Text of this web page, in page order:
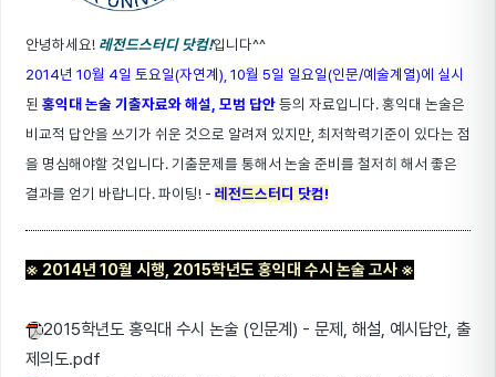
안녕하세요! 레전드스터디 닷컴!입니다^^
2014년 10월 4일 토요일(자연계), 10월 5일 일요일(인문/예술계열)에 실시
된 홍익대 논술 기출자료와 해설, 모범 답안등의 자료입니다. 홍익대 논술은
비교적 답안을 쓰기가 쉬운 것으로 알려져 있지만, 최저학력기준이 있다는 점
을 명심해야할 것입니다. 기출문제를 통해서 논술 준비를 철저히 해서 좋은
결과를 얻기 바랍니다. 파이팅! - 레전드스터디 닷컴!
※ 2014년 10월 시행, 2015학년도 홍익대 수시 논술 고사 ※
2015학년도 홍익대 수시 논술 (인문계) - 문제, 해설, 예시답안, 출
제의도.pdf